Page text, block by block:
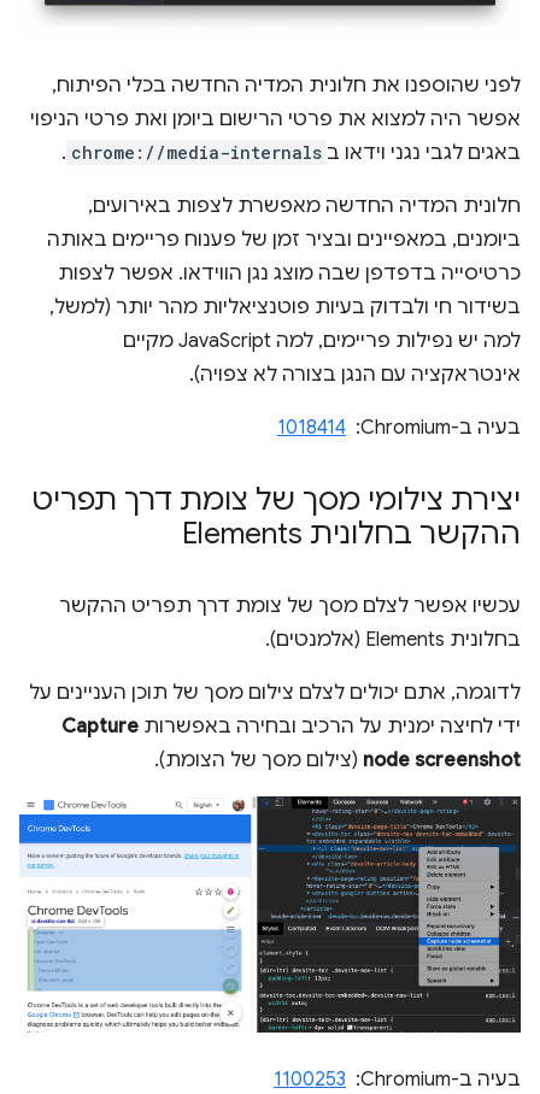
לפני שהוספנו את חלונית המדיה החדשה בכלי הפיתוח,
אפשר היה למצוא את פרטי הרישום ביומן ואת פרטי הניפוי
באגים לגבי נגני וידאו ב chrome://media-internals
.
חלונית המדיה החדשה מאפשרת לצפות באירועים,
ביומנים, במאפיינים ובציר זמן של פענוח פריימים באותה
כרטיסייה בדפדפן שבה מוצג נגן הווידאו. אפשר לצפות
בשידור חי ולבדוק בעיות פוטנציאליות מהר יותר (למשל,
למה יש נפילות פריימים, למה JavaScript מקיים
אינטראקציה עם הנגן בצורה לא צפויה).
בעיה ב-Chromium: ‏ 1018414
יצירת צילומי מסך של צומת דרך תפריט
ההקשר בחלונית Elements
עכשיו אפשר לצלם מסך של צומת דרך תפריט ההקשר
בחלונית Elements (אלמנטים).
לדוגמה, אתם יכולים לצלם צילום מסך של תוכן העניינים על
ידי לחיצה ימנית על הרכיב ובחירה באפשרות Capture
node screenshot (צילום מסך של הצומת).
בעיה ב-Chromium: ‏ 1100253